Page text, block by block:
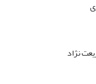
نژاد